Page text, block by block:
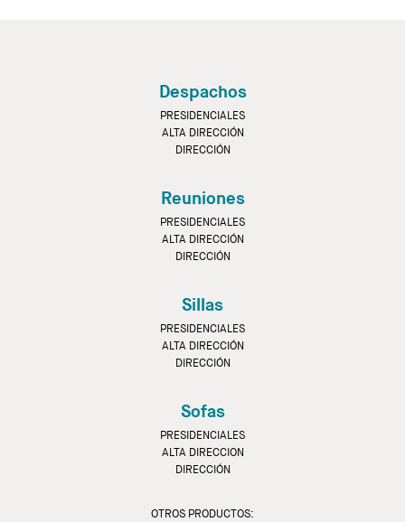
Despachos
PRESIDENCIALES
ALTA DIRECCIÓN
DIRECCIÓN
Reuniones
PRESIDENCIALES
ALTA DIRECCIÓN
DIRECCIÓN
Sillas
PRESIDENCIALES
ALTA DIRECCIÓN
DIRECCIÓN
Sofas
PRESIDENCIALES
ALTA DIRECCION
DIRECCIÓN
OTROS PRODUCTOS: